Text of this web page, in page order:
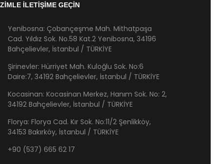
İLETİŞİME GEÇİN
Yenibosna: Çobançeşme Mah. Mithatpaşa
Cad. Yıldız Sok. No.58 Kat.2 Yenibosna, 34196
Bahçelievler, İstanbul / TÜRKİYE
Şirinevler: Hürriyet Mah. Kuloğlu Sok. No:6
Daire:7, 34192 Bahçelievler, İstanbul / TÜRKİYE
Kocasinan: Kocasinan Merkez, Hanım Sok. No: 2,
34192 Bahçelievler, İstanbul / TÜRKİYE
Florya: Florya Cad. Kır Sok. No:11/2 Şenlikköy,
34153 Bakırköy, İstanbul / TÜRKİYE
+90 (537) 665 62 17